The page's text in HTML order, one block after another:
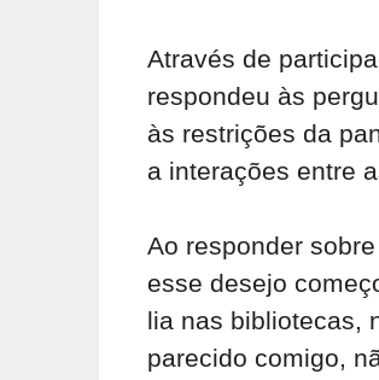
Através de
respondeu às
às restrições da
a interações entre
Ao responder
esse desejo
lia nas bibliotecas,
parecido comigo,